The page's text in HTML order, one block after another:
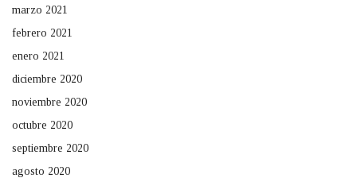
marzo 2021
febrero 2021
enero 2021
diciembre 2020
noviembre 2020
octubre 2020
septiembre 2020
agosto 2020